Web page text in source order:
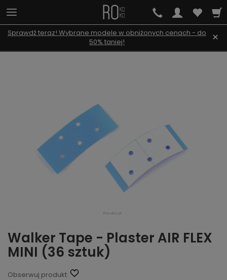
Sprawdź teraz! Wybrane modele w obniżonych cenach - do
50% taniej!
×
Walker Tape - Plaster AIR FLEX
MINI (36 sztuk)
Obserwuj produkt: